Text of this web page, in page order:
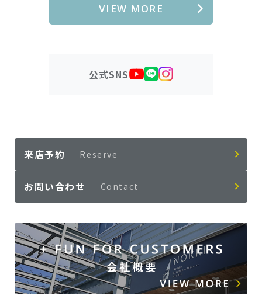
VIEW MORE
公式SNS
来店予約 Reserve
お問い合わせ Contact